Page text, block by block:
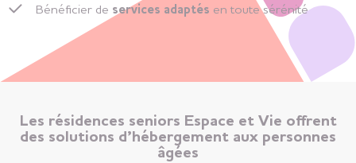
Bénéficier de services adaptés en toute sérénité
Les résidences seniors Espace et Vie offrent
des solutions d’hébergement aux personnes
âgées